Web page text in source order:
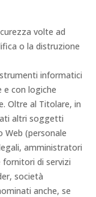
volte ad
o la distruzione
informatici
con logiche
Oltre al Titolare, in
altri soggetti
Web (personale
amministratori
di servizi
società
anche, se